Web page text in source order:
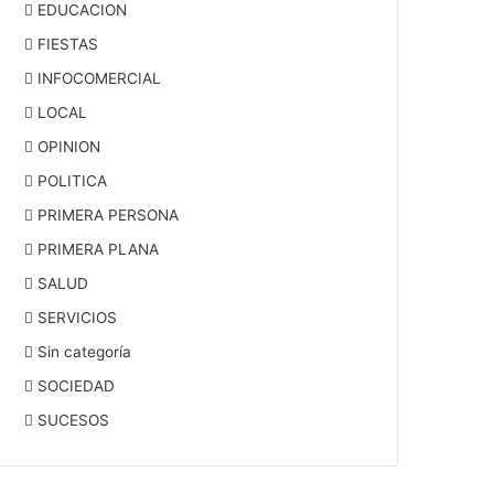
EDUCACION
FIESTAS
INFOCOMERCIAL
LOCAL
OPINION
POLITICA
PRIMERA PERSONA
PRIMERA PLANA
SALUD
SERVICIOS
Sin categoría
SOCIEDAD
SUCESOS